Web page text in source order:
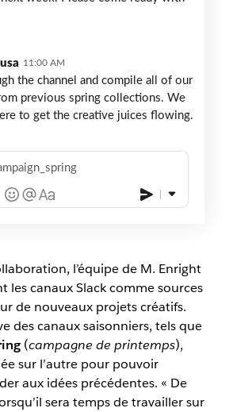
11:00 AM
the channel and compile all of our
previous spring collections. We
to get the creative juices flowing.
l’équipe de M. Enright
les canaux Slack comme sources
de nouveaux projets créatifs.
des canaux saisonniers, tels que
(campagne de printemps),
sur l’autre pour pouvoir
aux idées précédentes. « De
sera temps de travailler sur